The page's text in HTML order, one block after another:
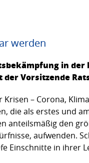
werden
in
Vorsitzende
– Corona,
die als erstes und
anteilsmäßig den
aufwenden.
Einschnitte in ihrer